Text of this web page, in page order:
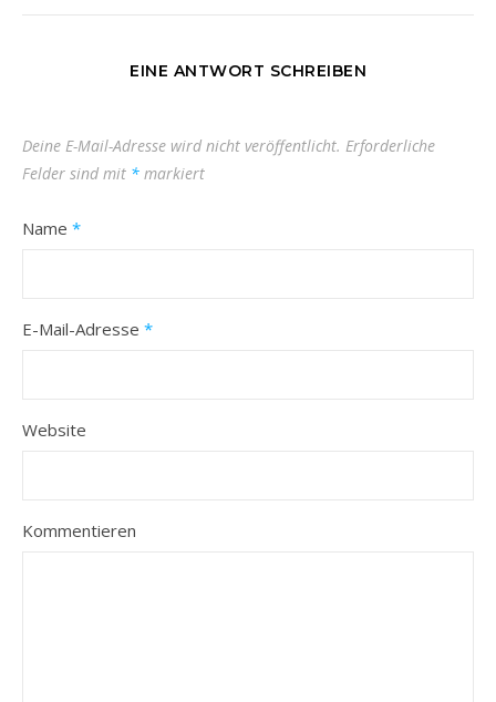
EINE ANTWORT SCHREIBEN
Deine E-Mail-Adresse wird nicht veröffentlicht. Erforderliche
Felder sind mit * markiert
Name *
E-Mail-Adresse *
Website
Kommentieren